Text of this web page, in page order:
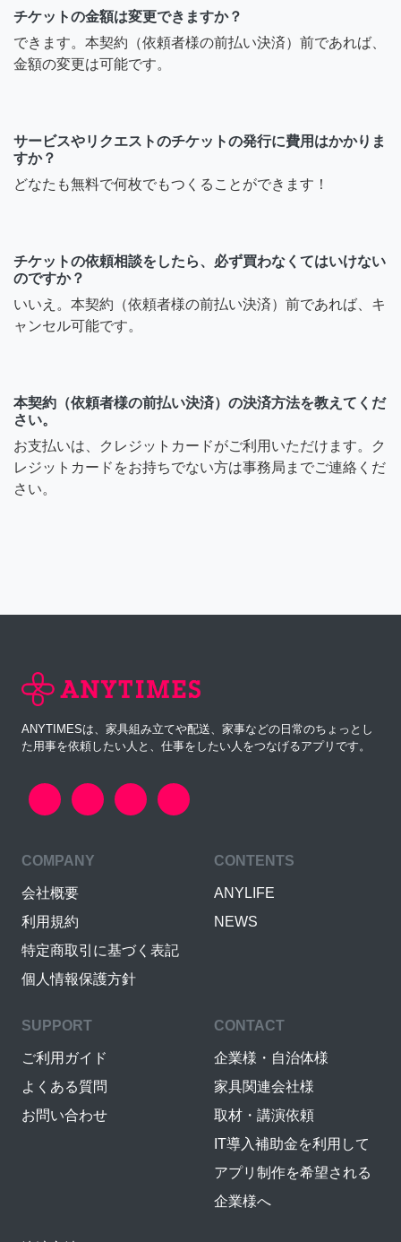
チケットの金額は変更できますか？
できます。本契約（依頼者様の前払い決済）前であれば、
金額の変更は可能です。
サービスやリクエストのチケットの発行に費用はかかりま
すか？
どなたも無料で何枚でもつくることができます！
チケットの依頼相談をしたら、必ず買わなくてはいけない
のですか？
いいえ。本契約（依頼者様の前払い決済）前であれば、キ
ャンセル可能です。
本契約（依頼者様の前払い決済）の決済方法を教えてくだ
さい。
お支払いは、クレジットカードがご利用いただけます。ク
レジットカードをお持ちでない方は事務局までご連絡くだ
さい。
ANYTIMESは、家具組み立てや配送、家事などの日常のちょっとし
た用事を依頼したい人と、仕事をしたい人をつなげるアプリです。
COMPANY
会社概要
利用規約
特定商取引に基づく表記
個人情報保護方針
CONTENTS
ANYLIFE
NEWS
SUPPORT
ご利用ガイド
よくある質問
お問い合わせ
CONTACT
企業様・自治体様
家具関連会社様
取材・講演依頼
IT導入補助金を利用して
アプリ制作を希望される
企業様へ